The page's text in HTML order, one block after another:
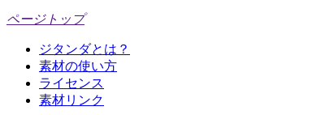
ページトップ
ジタンダとは？
素材の使い方
ライセンス
素材リンク